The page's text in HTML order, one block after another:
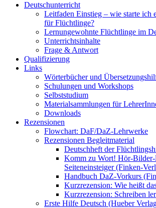
Deutschunterricht
Leitfaden Einstieg – wie starte ich
für Flüchtlinge?
Lernungewohnte Flüchtlinge im
Unterrichtsinhalte
Frage & Antwort
Qualifizierung
Links
Wörterbücher und
Schulungen und Workshops
Selbststudium
Materialsammlungen für
Downloads
Rezensionen
Flowchart: DaF/DaZ-Lehrwerke
Rezensionen Begleitmaterial
Deutschheft der
Komm zu Wort! Hör-
Seiteneinsteiger (Finken-
Handbuch DaZ-Vorkurs
Kurzrezension: Wie heißt
Kurzrezension: Schreiben
Erste Hilfe Deutsch (Hueber